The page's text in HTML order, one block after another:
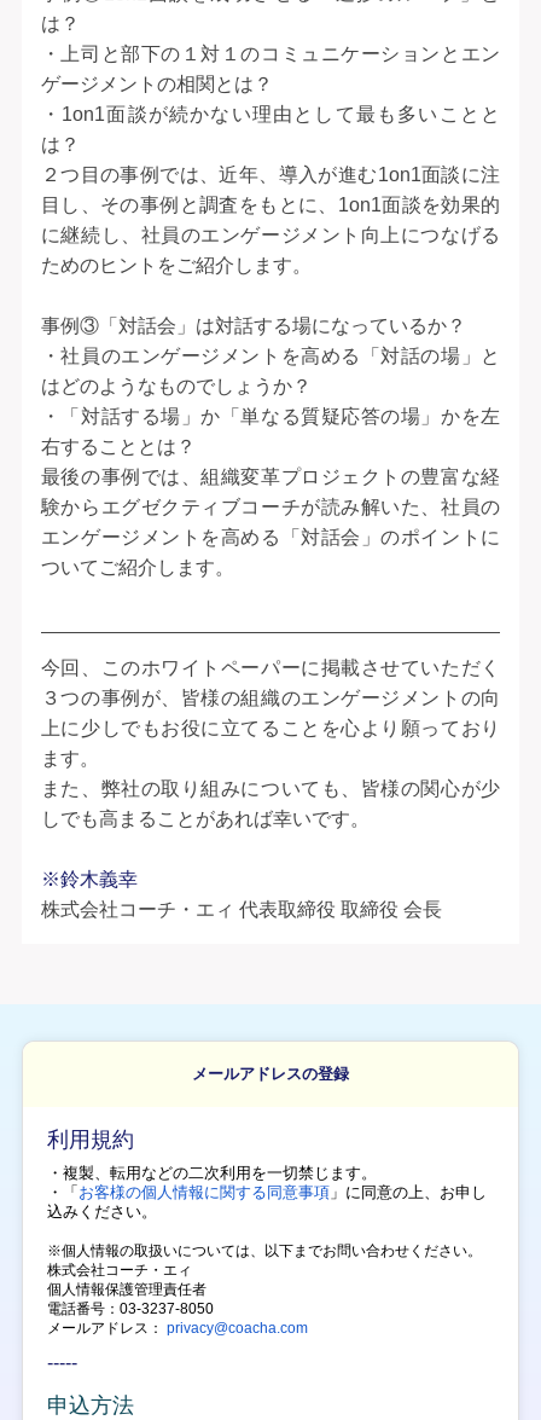
は？
・上司と部下の１対１のコミュニケーションとエン
ゲージメントの相関とは？
・1on1面談が続かない理由として最も多いことと
は？
２つ目の事例では、近年、導入が進む1on1面談に注
目し、その事例と調査をもとに、1on1面談を効果的
に継続し、社員のエンゲージメント向上につなげる
ためのヒントをご紹介します。
事例③「対話会」は対話する場になっているか？
・社員のエンゲージメントを高める「対話の場」と
はどのようなものでしょうか？
・「対話する場」か「単なる質疑応答の場」かを左
右することとは？
最後の事例では、組織変革プロジェクトの豊富な経
験からエグゼクティブコーチが読み解いた、社員の
エンゲージメントを高める「対話会」のポイントに
ついてご紹介します。
今回、このホワイトペーパーに掲載させていただく
３つの事例が、皆様の組織のエンゲージメントの向
上に少しでもお役に立てることを心より願っており
ます。
また、弊社の取り組みについても、皆様の関心が少
しでも高まることがあれば幸いです。
※鈴木義幸
株式会社コーチ・エィ 代表取締役 取締役 会長
メールアドレスの登録
利用規約
・複製、転用などの二次利用を一切禁じます。
・「 お客様の個人情報に関する同意事項」に同意の上、 お申し
込みください。
※個人情報の取扱いについては、以下までお問い合わせください。
株式会社コーチ・エィ
個人情報保護管理責任者
電話番号：03-3237-8050
メールアドレス： privacy@coacha.com
-----
申込方法